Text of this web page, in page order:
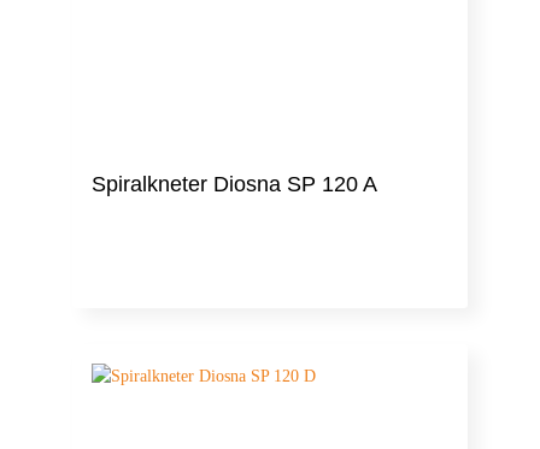
Spiralkneter Diosna SP 120 A